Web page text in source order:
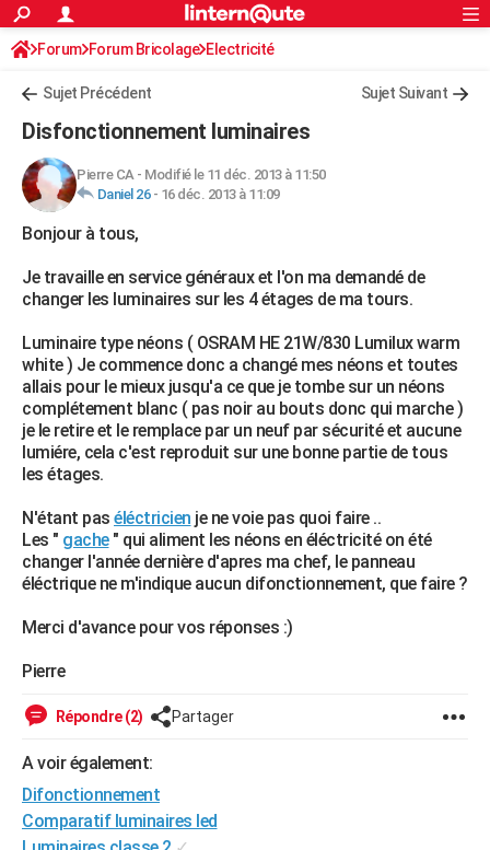
ACTUALITÉS
Politique
Société
Faits Divers
Education
Monde
Villes
+
FINANCE
Retraite
Impôts
Epargne
Immobilier
Risques naturels par ville
Banque
Assurance
Crédit
AUTO
Essais
Réserver un essai
Citadines
Berlines
SUV
Forum auto
+HIGH-TECH
Mobiles
Meilleur smartphone
Internet
Ordinateurs
Jeux vidéo
Guide high-tech
+BRICOLAGE
Forum
Aménagement intérieur
Extérieur
Cuisine
Salle de bains
Jardinage
Rangement
WEEK-END
Guides de France
Escapades
Patrimoine
Expositions
Musées
Week-end nature
LIFESTYLE
Art de vivre
Bien-être
Loisirs
Mode
Modes de vie
SANTE
Alimentation
Guide de la santé
Maladies
Médicaments
Sommeil
VOYAGE
Destinations
City break
Voyage nature
Voyage de noces
Forum
Climat
+PHOTO
GUIDES D'ACHAT
S'inscrire
Se connecter
Lycées
Collèges
Primaires
Universités
Entreprises
Service militaire
Avis de recherche
AVIS DE DÉCÈS
S'inscrire
Connexion
Forum Forum Bricolage Electricité
Sujet Précédent Sujet Suivant
Disfonctionnement luminaires
Pierre CA- Modifié le 11 déc. 2013 à 11:50
Daniel 26- 16 déc. 2013 à 11:09
Bonjour à tous,
Je travaille en service généraux et l'on ma demandé de
changer les luminaires sur les 4 étages de ma tours.
Luminaire type néons ( OSRAM HE 21W/830 Lumilux warm
white ) Je commence donc a changé mes néons et toutes
allais pour le mieux jusqu'a ce que je tombe sur un néons
complétement blanc ( pas noir au bouts donc qui marche )
je le retire et le remplace par un neuf par sécurité et aucune
lumiére, cela c'est reproduit sur une bonne partie de tous
les étages.
N'étant pas éléctricien je ne voie pas quoi faire ..
Les " gache" qui aliment les néons en éléctricité on été
changer l'année dernière d'apres ma chef, le panneau
éléctrique ne m'indique aucun difonctionnement, que faire ?
Merci d'avance pour vos réponses :)
Pierre
Répondre (2) Partager
A voir également:
Difonctionnement
Comparatif luminaires led